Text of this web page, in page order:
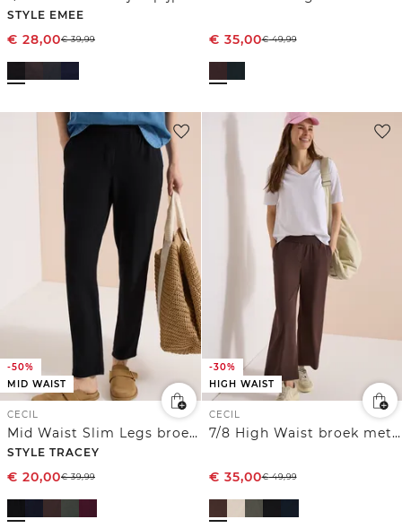
STYLE EMEE
€ 28,00€39,99 € 35,00€49,99
-50%
MID WAIST
CECIL
Mid Waist Slim Legs broek in casual fit
STYLE TRACEY
€ 20,00€39,99
-30%
HIGH WAIST
CECIL
7/8 High Waist broek met wijde pijpen in Loose Fit
€ 35,00€49,99